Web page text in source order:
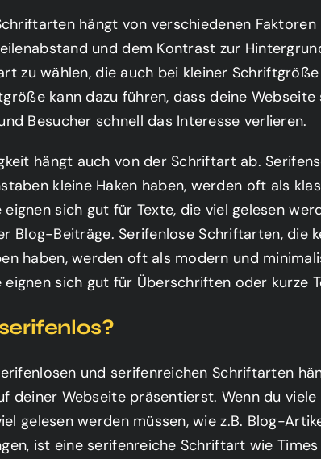
hängt von verschiedenen Faktoren
und dem Kontrast zur
zu wählen, die auch bei kleiner
kann dazu führen, dass deine
Besucher schnell das Interesse verlieren.
hängt auch von der Schriftart ab.
kleine Haken haben, werden oft als
eignen sich gut für Texte, die viel gelesen
Blog-Beiträge. Serifenlose Schriftarten, die
haben, werden oft als modern und
eignen sich gut für Überschriften oder kurze
und serifenreichen Schriftarten
deiner Webseite präsentierst. Wenn du
gelesen werden müssen, wie z.B. Blog-
ist eine serifenreiche Schriftart wie
sofort!
Sie auf die